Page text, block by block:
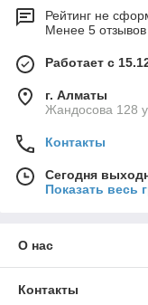
Рейтинг не
Менее 5
Работает с
г. Алматы
Жандосова 128
Контакты
Сегодня
Показать весь
О нас
Контакты